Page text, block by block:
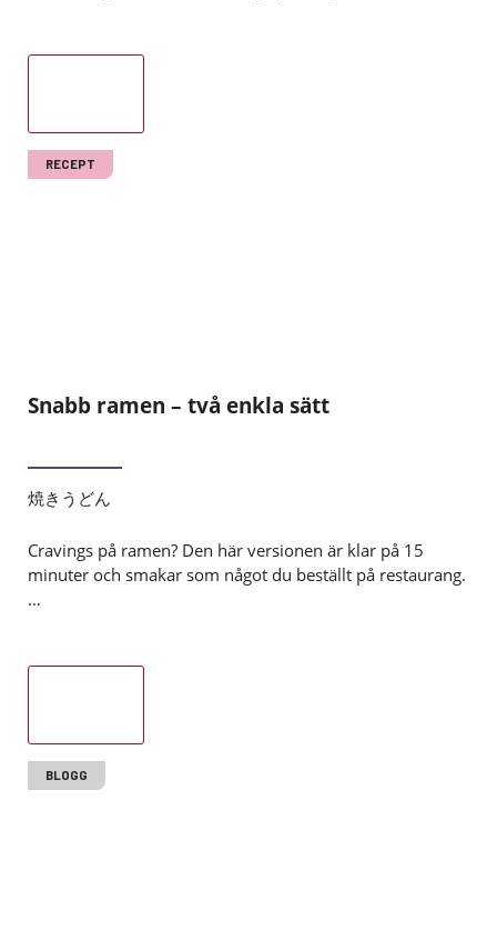
RECEPT
Snabb ramen – två enkla sätt
焼きうどん
Cravings på ramen? Den här versionen är klar på 15
minuter och smakar som något du beställt på restaurang.
…
BLOGG